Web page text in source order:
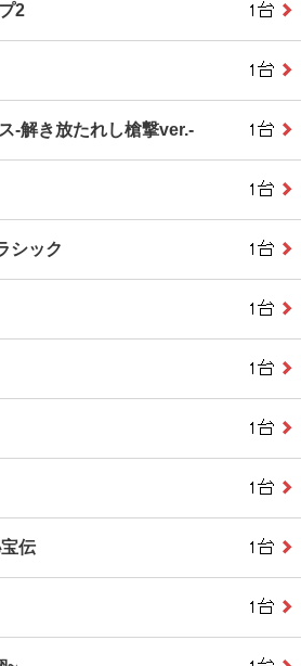
2
‐解き放たれし槍撃ver.‐
シック
伝